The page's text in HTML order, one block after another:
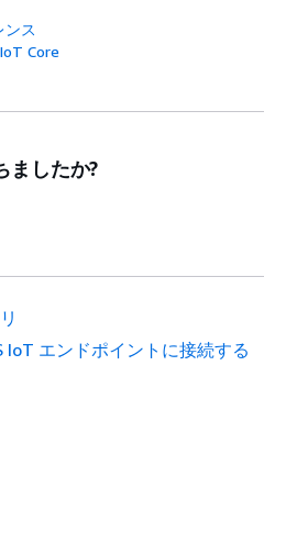
ンス
Core
ましたか?
IoT エンドポイントに接続する